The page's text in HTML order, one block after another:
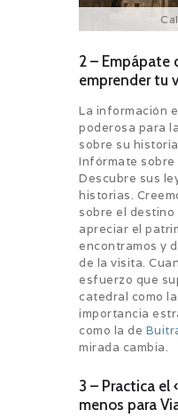
2 – Empápate
emprender tu
La información
poderosa para
sobre su
Infórmate sobre
Descubre sus
historias.
sobre el destino
apreciar el
encontramos y
de la visita.
esfuerzo que
catedral como
importancia
como la de
mirada cambia.
3 – Practica el
menos para